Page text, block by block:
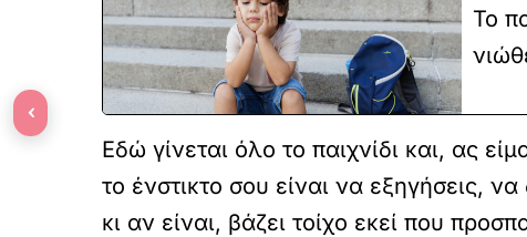
Το
Εδώ γίνεται όλο το παιχνίδι και, ας
το ένστικτο σου είναι να εξηγήσεις,
κι αν είναι, βάζει τοίχο εκεί που
‹